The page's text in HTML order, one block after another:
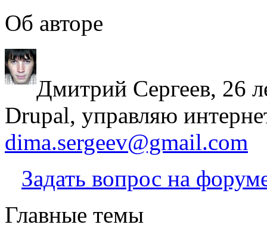
Об авторе
Дмитрий Сергеев, 26
Drupal, управляю
dima.sergeev@gmail.com
Задать вопрос на
Главные темы